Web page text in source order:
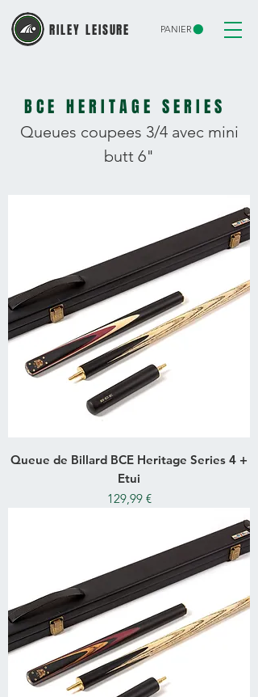
PANIER
RILEY LEISURE
BCE HERITAGE SERIES
Queues coupees 3/4 avec mini
butt 6"
Queue de Billard BCE Heritage Series 4 +
Etui
Prix
129,99 €